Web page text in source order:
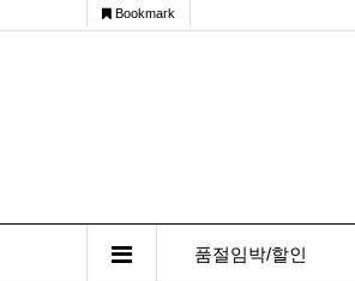
Bookmark
품절임박/할인